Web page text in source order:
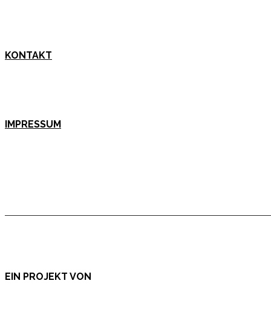
KONTAKT
IMPRESSUM
EIN PROJEKT VON